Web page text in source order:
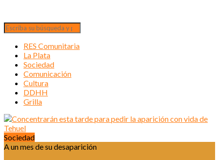
RES Comunitaria
La Plata
Sociedad
Comunicación
Cultura
DDHH
Grilla
Sociedad
A un mes de su desaparición